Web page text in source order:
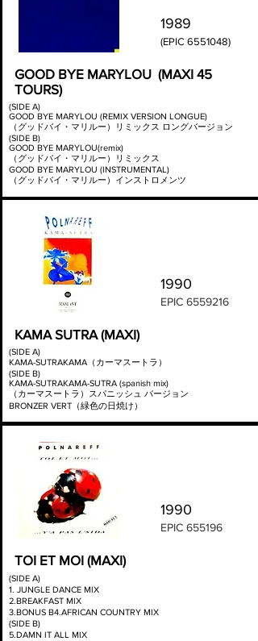
1989
(EPIC 6551048)
GOOD BYE MARYLOU (MAXI 45
TOURS)
(SIDE A)
GOOD BYE MARYLOU (REMIX VERSION LONGUE)
（グッドバイ・マリルー）リミックス ロングバージョン
(SIDE B)
GOOD BYE MARYLOU(remix)
（グッドバイ・マリルー）リミックス
GOOD BYE MARYLOU (INSTRUMENTAL)
（グッドバイ・マリルー）インストロメンツ
1990
EPIC 6559216
KAMA SUTRA (MAXI)
(SIDE A)
KAMA-SUTRAKAMA（カーマスートラ）
(SIDE B)
KAMA-SUTRAKAMA-SUTRA (spanish mix)
（カーマスートラ）スパニッシュ バージョン
BRONZER VERT（緑色の日焼け）
1990
EPIC 655196
TOI ET MOI (MAXI)
(SIDE A)
1. JUNGLE DANCE MIX
2.BREAKFAST MIX
3.BONUS B4.AFRICAN COUNTRY MIX
(SIDE B)
5.DAMN IT ALL MIX